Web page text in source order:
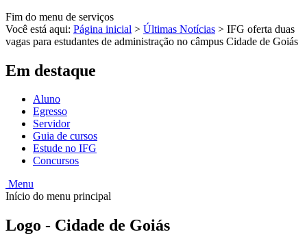
Fim do menu de serviços
Você está aqui: Página inicial > Últimas Notícias > IFG oferta duas
vagas para estudantes de administração no câmpus Cidade de Goiás
Em destaque
Aluno
Egresso
Servidor
Guia de cursos
Estude no IFG
Concursos
Menu
Início do menu principal
Logo - Cidade de Goiás